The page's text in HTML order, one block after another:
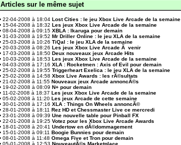
Articles sur le même sujet
22-04-2008 à 18:04 Lost Cities : le jeu Xbox Live Arcade de la semaine
15-04-2008 à 18:32 Les jeux Xbox Live Arcade de la semaine
08-04-2008 à 09:15 XBLA : Ikaruga pour demain
31-03-2008 à 19:52 Mr Driller Online : le jeu XLA de la semaine
25-03-2008 à 10:26 TiQal : le jeu XLA de la semaine
20-03-2008 à 08:26 Les jeux Xbox Live Arcade Ã venir
17-03-2008 à 18:50 Deux nouveaux jeux Arcade Hits
10-03-2008 à 18:53 Les jeux Xbox Live Arcade de la semaine
04-03-2008 à 17:16 XLA : Rocketmen : Axis of Evil pour demain
25-02-2008 à 19:55 Triggerheart Exelica : le jeu XLA de la semaine
25-02-2008 à 14:58 Xbox Live Awards : les rÃ©sultats
21-02-2008 à 11:55 Nouveaux jeux Arcade annoncÃ©s
19-02-2008 à 08:09 N+ pour demain
11-02-2008 à 18:37 Les jeux Xbox Live Arcade de la semaine
05-02-2008 à 11:20 Les jeux Arcade de cette semaine
30-01-2008 à 17:16 XLA : Things On Wheels annoncÃ©
28-01-2008 à 18:11 Rez HD et Chessmaster Live ce mercredi
23-01-2008 à 09:39 Une nouvelle table pour Pinball FX
22-01-2008 à 19:25 Votez pour les Xbox Live Arcade Awards
18-01-2008 à 20:41 Undertow en dÃ©dommagement
15-01-2008 à 09:11 Boogie Bunnies pour demain
08-01-2008 à 11:48 Omega Five et Tron pour demain
05-01-2008 à 12:53 NouveautÃ©s Marketplace